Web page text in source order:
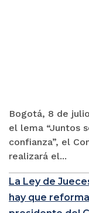
Bogotá, 8 de
el lema “Juntos
confianza”, el
realizará el...
La Ley de
hay que